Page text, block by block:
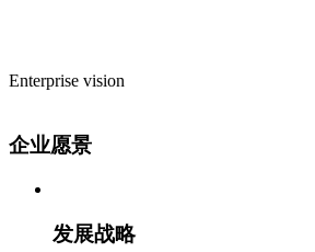
Enterprise vision
企业愿景
发展战略